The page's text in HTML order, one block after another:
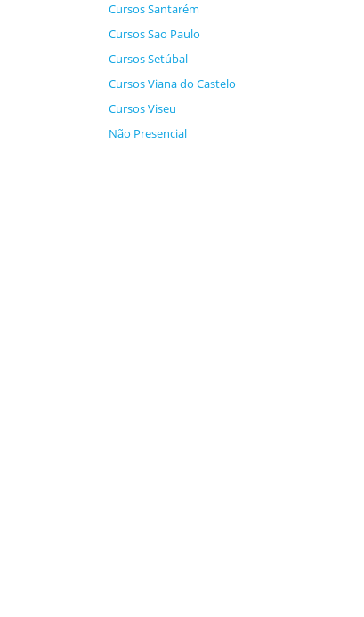
Cursos Santarém
Cursos Sao Paulo
Cursos Setúbal
Cursos Viana do Castelo
Cursos Viseu
Não Presencial